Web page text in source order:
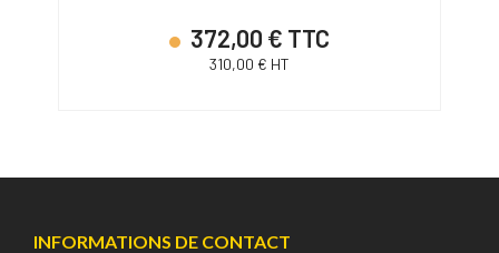
372,00 € TTC
310,00 € HT
INFORMATIONS DE CONTACT